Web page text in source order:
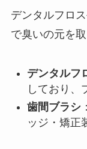
デンタルフロ
で臭いの元を
デンタルフ
しており、
歯間ブラシ
ッジ・矯正